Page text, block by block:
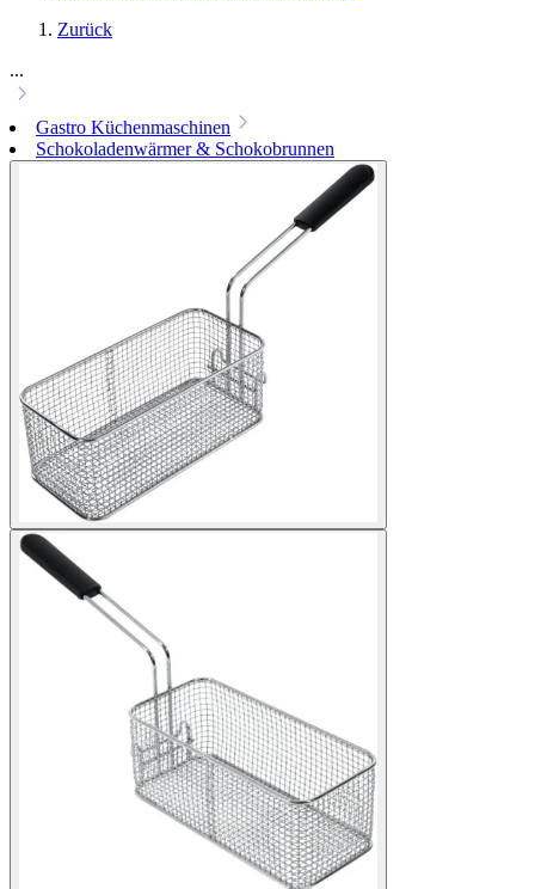
Zurück
...
Gastro Küchenmaschinen
Schokoladenwärmer & Schokobrunnen